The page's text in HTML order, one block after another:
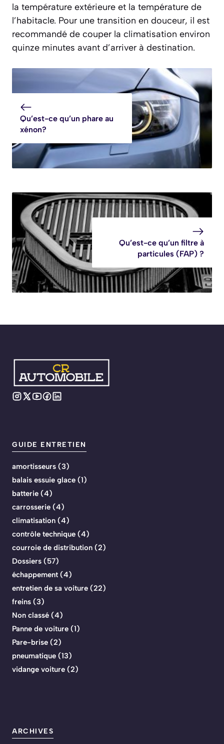
la température extérieure et la température de
l’habitacle. Pour une transition en douceur, il est
recommandé de couper la climatisation environ
quinze minutes avant d’arriver à destination.
Qu’est-ce qu’un phare au
xénon?
Qu’est-ce qu’un filtre à
particules (FAP) ?
GUIDE ENTRETIEN
amortisseurs (3)
balais essuie glace (1)
batterie (4)
carrosserie (4)
climatisation (4)
contrôle technique (4)
courroie de distribution (2)
Dossiers (57)
échappement (4)
entretien de sa voiture (22)
freins (3)
Non classé (4)
Panne de voiture (1)
Pare-brise (2)
pneumatique (13)
vidange voiture (2)
ARCHIVES